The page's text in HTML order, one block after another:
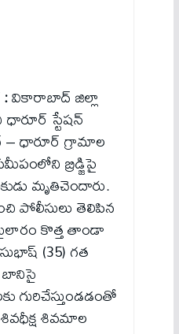
:వికారాబాద్ జిల్లా
స్టేషన్
– ధారూర్ గ్రామాల
బ్రిడ్జిపై
మృతిచెందారు.
పోలీసులు తెలిపిన
కొత్త తాండా
(35) గత
బానిసై
గురిచేస్తుండ‌డంతో
శివధీక్ష శివమాల